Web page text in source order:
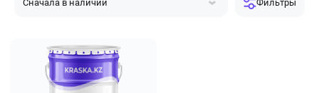
Сначала в наличии
Фильтры